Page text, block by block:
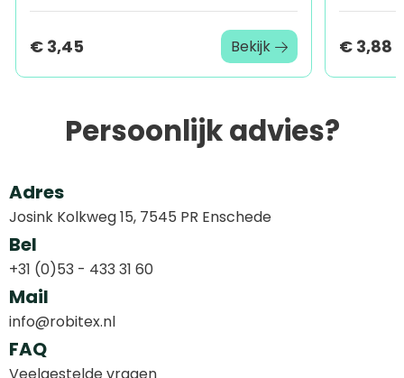
€ 3,45 Bekijk € 3,88
Persoonlijk advies?
Adres
Josink Kolkweg 15, 7545 PR Enschede
Bel
+31 (0)53 - 433 31 60
Mail
info@robitex.nl
FAQ